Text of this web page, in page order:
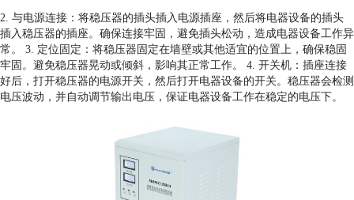
2. 与电源连接：将稳压器的插头插入电源插座，然后将电器设备的插头
插入稳压器的插座。确保连接牢固，避免插头松动，造成电器设备工作异
常。 3. 定位固定：将稳压器固定在墙壁或其他适宜的位置上，确保稳固
牢固。避免稳压器晃动或倾斜，影响其正常工作。 4. 开关机：插座连接
好后，打开稳压器的电源开关，然后打开电器设备的开关。稳压器会检测
电压波动，并自动调节输出电压，保证电器设备工作在稳定的电压下。